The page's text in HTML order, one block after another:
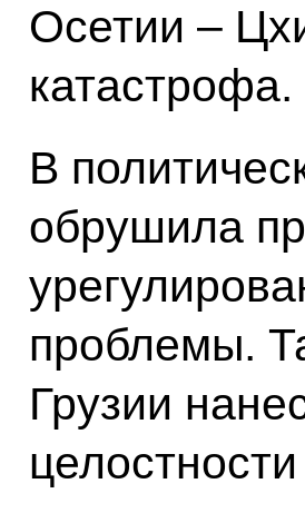
Осетии –
катастрофа.
В
обрушила
проблемы.
Грузии